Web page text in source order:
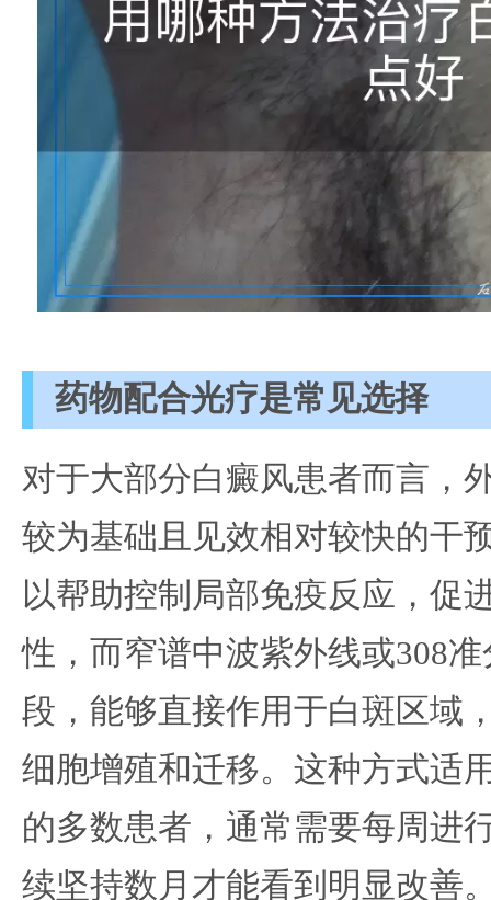
药物配合光疗是常见选择
对于大部分白癜风患者而言，
较为基础且见效相对较快的干
以帮助控制局部免疫反应，促
性，而窄谱中波紫外线或308
段，能够直接作用于白斑区域
细胞增殖和迁移。这种方式适
的多数患者，通常需要每周进
续坚持数月才能看到明显改善